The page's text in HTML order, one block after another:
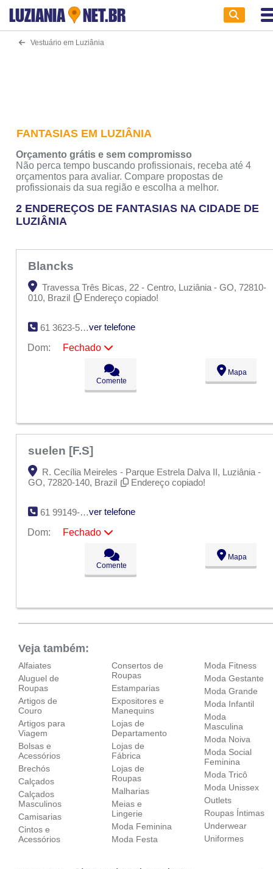
LUZIANIA NET.BR
Vestuário em Luziânia
FANTASIAS EM LUZIÂNIA
Orçamento grátis e sem compromisso
Não perca tempo buscando profissionais, receba até 4
orçamentos para avaliar. Compare propostas de
profissionais da sua região e escolha a melhor.
2 ENDEREÇOS DE FANTASIAS NA CIDADE DE
LUZIÂNIA
Blancks
Travessa Três Bicas, 22 - Centro, Luziânia - GO, 72810-
010, Brazil
Endereço copiado!
61 3623-5958
ver telefone
Dom:
Fechado
09:00 - 18:00
09:00 - 18:00
09:00 - 18:00
Comente
Mapa
suelen [F.S]
R. Cecília Meireles - Parque Estrela Dalva II, Luziânia -
GO, 72820-140, Brazil
Endereço copiado!
61 99149-5677
ver telefone
Dom:
Fechado
09:00 - 18:00
09:00 - 18:00
09:00 - 18:00
Comente
Mapa
Veja também:
Alfaiates
Aluguel de
Roupas
Artigos de
Couro
Artigos para
Viagem
Bolsas e
Acessórios
Brechós
Calçados
Calçados
Masculinos
Camisarias
Cintos e
Acessórios
Consertos de
Roupas
Estamparias
Expositores e
Manequins
Lojas de
Departamento
Lojas de
Fábrica
Lojas de
Roupas
Malharias
Meias e
Lingerie
Moda Feminina
Moda Festa
Moda Fitness
Moda Gestante
Moda Grande
Moda Infantil
Moda
Masculina
Moda Noiva
Moda Social
Feminina
Moda Tricô
Moda Unissex
Outlets
Roupas Íntimas
Underwear
Uniformes